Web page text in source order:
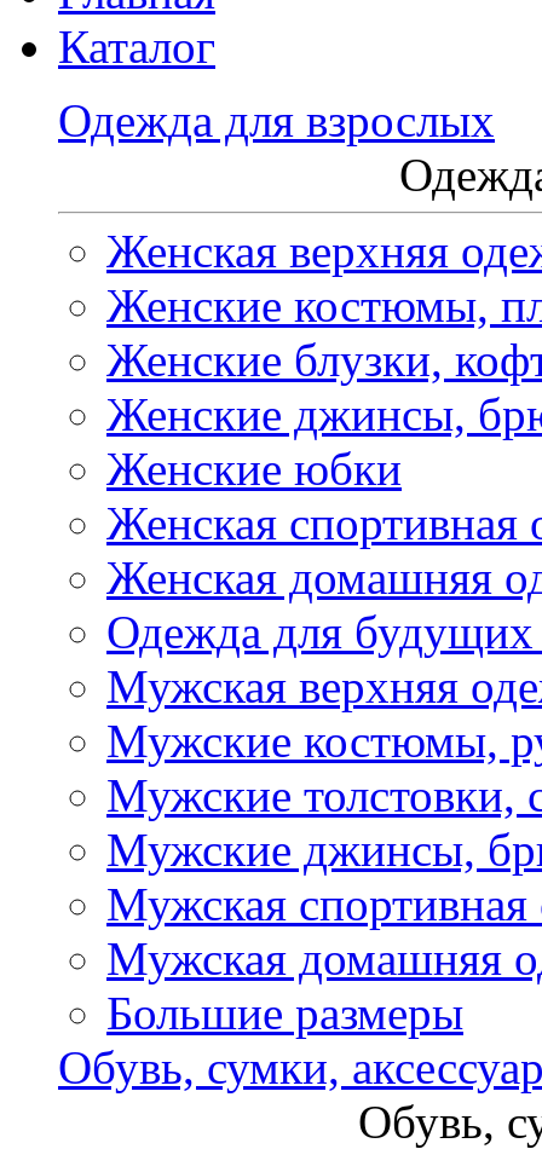
Каталог
Одежда для взрослых
Женская верхняя
Женские костюмы,
Женские блузки,
Женские джинсы,
Женские юбки
Женская спортивная
Женская домашняя
Одежда для
Мужская верхняя
Мужские костюмы,
Мужские толстовки,
Мужские джинсы,
Мужская спортивная
Мужская домашняя
Большие размеры
Обувь, сумки,
Обувь,